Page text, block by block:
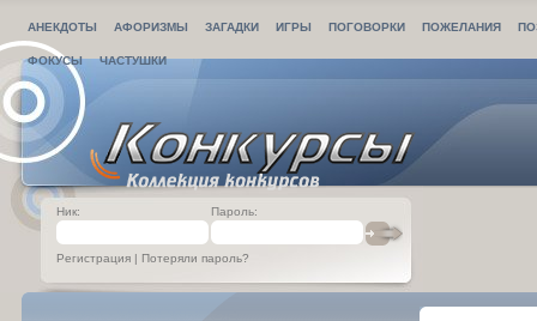
АНЕКДОТЫ АФОРИЗМЫ ЗАГАДКИ ИГРЫ ПОГОВОРКИ ПОЖЕЛАНИЯ
ФОКУСЫ ЧАСТУШКИ
Ник: Пароль:
Регистрация | Потеряли пароль?